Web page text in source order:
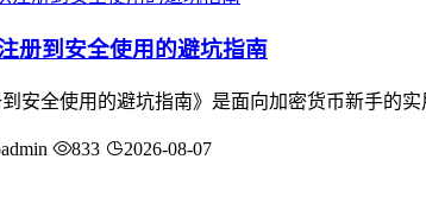
册到安全使用的避坑指南
到安全使用的避坑指南》是面向加密货币新手
833 2026-08-07